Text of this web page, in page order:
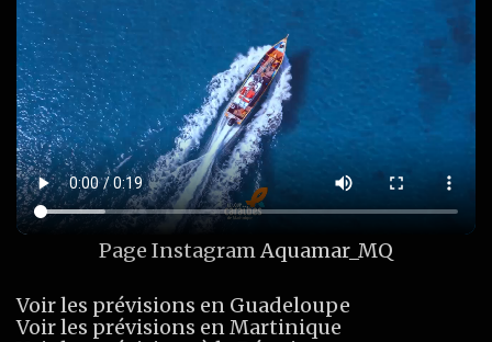
Page Instagram Aquamar_MQ
Voir les prévisions en Guadeloupe
Voir les prévisions en Martinique